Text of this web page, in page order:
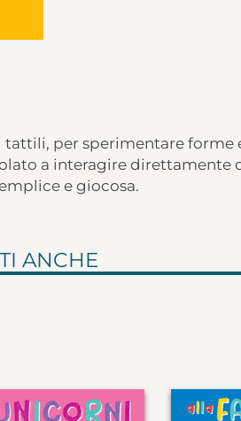
per sperimentare forme
a interagire direttamente
e giocosa.
ANCHE